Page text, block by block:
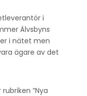
i
Älvsbyns
i nätet men
ägare av det
”Nya